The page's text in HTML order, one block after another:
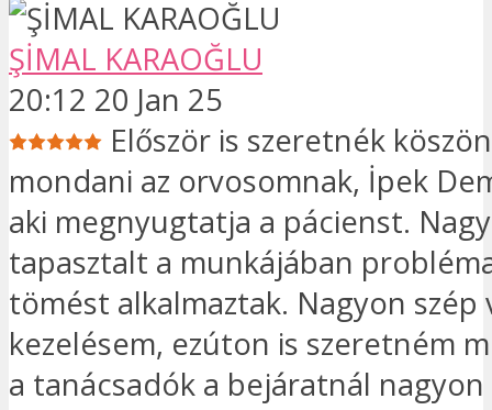
ŞİMAL KARAOĞLU
20:12 20 Jan 25
Először is szeretnék
mondani az orvosomnak, İpek
aki megnyugtatja a pácienst.
tapasztalt a munkájában
tömést alkalmaztak. Nagyon szép
kezelésem, ezúton is szeretném
a tanácsadók a bejáratnál